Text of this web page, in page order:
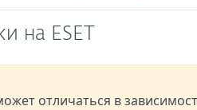
на ESET
отличаться в